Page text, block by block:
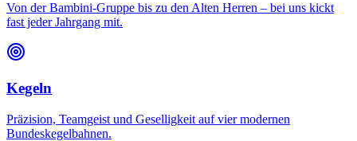
Von der Bambini-Gruppe bis zu den Alten Herren – bei uns kickt
fast jeder Jahrgang mit.
Kegeln
Präzision, Teamgeist und Geselligkeit auf vier modernen
Bundeskegelbahnen.